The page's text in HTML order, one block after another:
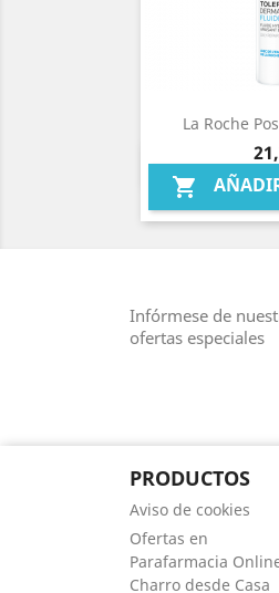
La Roche


Infórmese de
ofertas especiales
PRODUCTOS
Aviso de cookies
Ofertas en
Parafarmacia
Charro desde Casa